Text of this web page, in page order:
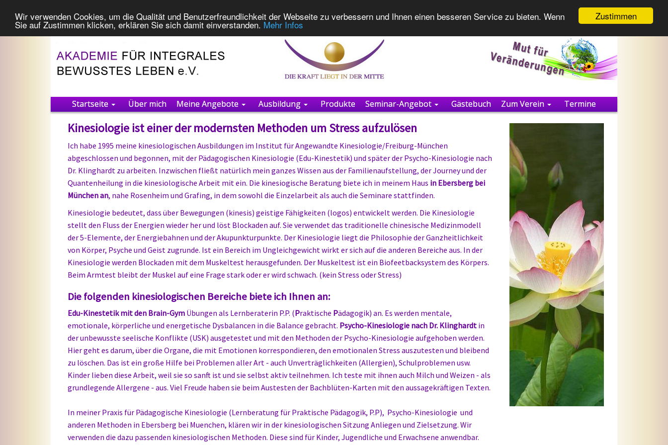
Zustimmen
Wir verwenden Cookies, um die Qualität und Benutzerfreundlichkeit der Webseite zu verbessern und Ihnen einen besseren Service zu bieten. Wenn
Sie auf Zustimmen klicken, erklären Sie sich damit einverstanden. Mehr Infos
Startseite Über mich Meine Angebote Ausbildung Produkte Seminar-Angebot Gästebuch Zum Verein Termine
Kinesiologie ist einer der modernsten Methoden um Stress aufzulösen
Ich habe 1995 meine kinesiologischen Ausbildungen im Institut für Angewandte Kinesiologie/Freiburg-München
abgeschlossen und begonnen, mit der Pädagogischen Kinesiologie (Edu-Kinestetik) und später der Psycho-Kinesiologie nach
Dr. Klinghardt zu arbeiten. Inzwischen fließt natürlich mein ganzes Wissen aus der Familienaufstellung, der Journey und der
Quantenheilung in die kinesiologische Arbeit mit ein. Die kinesiogische Beratung biete ich in meinem Haus in Ebersberg bei
München an, nahe Rosenheim und Grafing, in dem sowohl die Einzelarbeit als auch die Seminare stattfinden.
Kinesiologie bedeutet, dass über Bewegungen (kinesis) geistige Fähigkeiten (logos) entwickelt werden. Die Kinesiologie
stellt den Fluss der Energien wieder her und löst Blockaden auf. Sie verwendet das traditionelle chinesische Medizinmodell
der 5-Elemente, der Energiebahnen und der Akupunkturpunkte. Der Kinesiologie liegt die Philosophie der Ganzheitlichkeit
von Körper, Psyche und Geist zugrunde. Ist ein Bereich im Ungleichgewicht wirkt er sich auf die anderen Bereiche aus. In der
Kinesiologie werden Blockaden mit dem Muskeltest herausgefunden. Der Muskeltest ist ein Biofeetbacksystem des Körpers.
Beim Armtest bleibt der Muskel auf eine Frage stark oder er wird schwach. (kein Stress oder Stress)
Die folgenden kinesiologischen Bereiche biete ich Ihnen an:
Edu-Kinestetik mit den Brain-Gym Übungen als Lernberaterin P.P. (Praktische Pädagogik) an. Es werden mentale,
emotionale, körperliche und energetische Dysbalancen in die Balance gebracht. Psycho-Kinesiologie nach Dr. Klinghardt in
der unbewusste seelische Konflikte (USK) ausgetestet und mit den Methoden der Psycho-Kinesiologie aufgehoben werden.
Hier geht es darum, über die Organe, die mit Emotionen korrespondieren, den emotionalen Stress auszutesten und bleibend
zu löschen. Das ist ein große Hilfe bei Problemen aller Art - auch Unverträglichkeiten (Allergien), Schulproblemen usw.
Kinder lieben diese Arbeit, weil sie so sanft ist und sie selbst aktiv teilnehmen. Ich teste mit ihnen auch Milch und Weizen - als
grundlegende Allergene - aus. Viel Freude haben sie beim Austesten der Bachblüten-Karten mit den aussagekräftigen Texten.
In meiner Praxis für Pädagogische Kinesiologie (Lernberatung für Praktische Pädagogik, P.P), Psycho-Kinesiologie und
anderen Methoden in Ebersberg bei Muenchen, klären wir in der kinesiologischen Sitzung Anliegen und Zielsetzung. Wir
verwenden die dazu passenden kinesiologischen Methoden. Diese sind für Kinder, Jugendliche und Erwachsene anwendbar.